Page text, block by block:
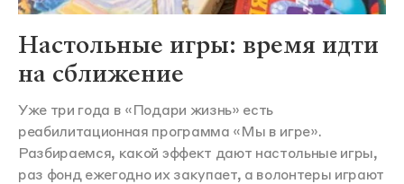
Настольные игры: время идти
на сближение
Уже три года в «Подари жизнь» есть
реабилитационная программа «Мы в игре».
Разбираемся, какой эффект дают настольные игры,
раз фонд ежегодно их закупает, а волонтеры играют